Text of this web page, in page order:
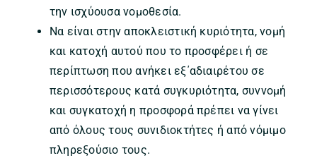
την ισχύουσα νομοθεσία.
Να είναι στην αποκλειστική κυριότητα, νομή
και κατοχή αυτού που το προσφέρει ή σε
περίπτωση που ανήκει εξ΄αδιαιρέτου σε
περισσότερους κατά συγκυριότητα, συννομή
και συγκατοχή η προσφορά πρέπει να γίνει
από όλους τους συνιδιοκτήτες ή από νόμιμο
πληρεξούσιο τους.